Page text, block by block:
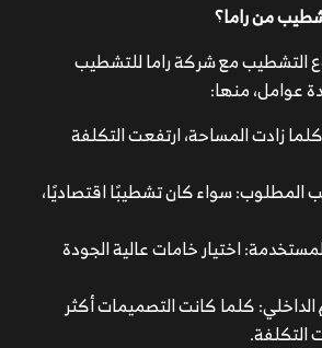
من راما؟
التشطيب مع شركة راما للتشطيب
عوامل، منها:
زادت المساحة، ارتفعت التكلفة
سواء كان تشطيبًا اقتصاديًا،
اختيار خامات عالية الجودة
كلما كانت التصميمات أكثر
التكلفة.